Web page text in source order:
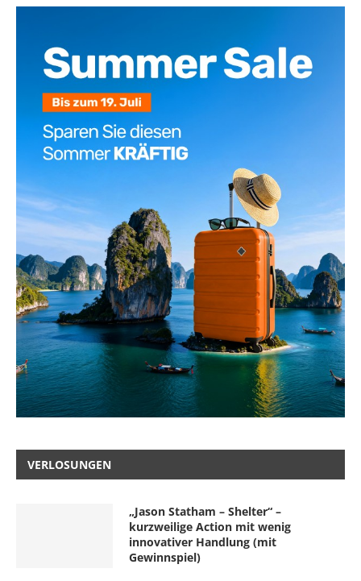
VERLOSUNGEN
„Jason Statham – Shelter“ –
kurzweilige Action mit wenig
innovativer Handlung (mit
Gewinnspiel)